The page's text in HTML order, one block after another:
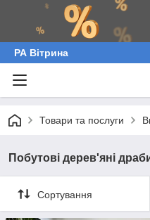
РА Вітрина
Товари та послуги
Побутові дерев'яні
Сортування